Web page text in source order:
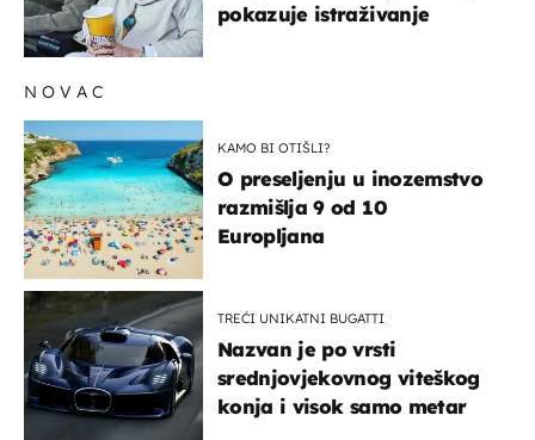
pokazuje istraživanje
NOVAC
KAMO BI OTIŠLI?
O preseljenju u inozemstvo
razmišlja 9 od 10
Europljana
TREĆI UNIKATNI BUGATTI
Nazvan je po vrsti
srednjovjekovnog viteškog
konja i visok samo metar